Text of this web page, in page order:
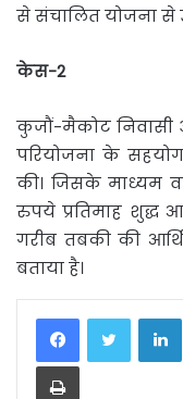
से संचालित योजना से
केस-2
कुजौं-मैकोट निवासी
परियोजना के
की। जिसके माध्यम
रुपये प्रतिमाह शुद्ध
गरीब तबकी की
बताया है।
Print